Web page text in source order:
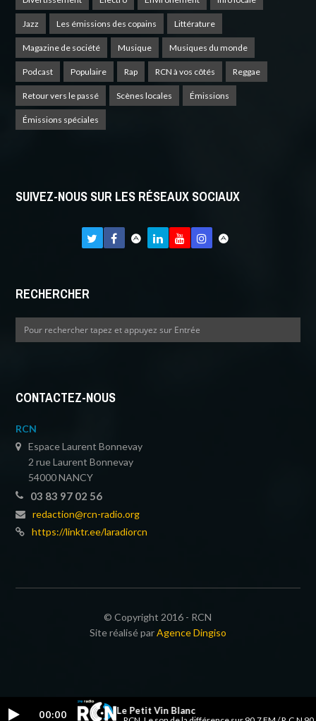
Jazz Les émissions des copains Littérature
Magazine de société Musique Musiques du monde
Podcast Populaire Rap RCN à vos côtés Reggae
Retour vers le passé Scènes locales Émissions
Émissions spéciales
SUIVEZ-NOUS SUR LES RÉSEAUX SOCIAUX
RECHERCHER
CONTACTEZ-NOUS
RCN
Espace Laurent Bonnevay
2 rue Laurent Bonnevay
54000 NANCY
03 83 97 02 56
redaction@rcn-radio.org
https://linktr.ee/laradiorcn
© Copyright 2016 - RCN
Site réalisé parAgence Dingiso
00:00
Orchestre - Ah ! Le Petit Vin Blanc